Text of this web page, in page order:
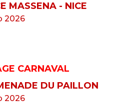
MASSENA - NICE
2026
CARNAVAL
DU PAILLON
2026